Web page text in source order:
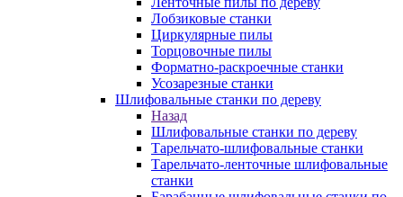
Лобзиковые станки
Циркулярные пилы
Торцовочные пилы
Форматно-раскроечные станки
Усозарезные станки
Шлифовальные станки по дереву
Назад
Шлифовальные станки по дереву
Тарельчато-шлифовальные станки
Тарельчато-ленточные шлифовальные
станки